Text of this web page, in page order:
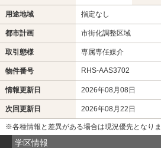
用途地域 指定なし
都市計画 市街化調整区域
取引態様 専属専任媒介
物件番号 RHS-AAS3702
情報更新日 2026年08月08日
次回更新日 2026年08月22日
※各種情報と差異がある場合は現況優先となり
学区情報